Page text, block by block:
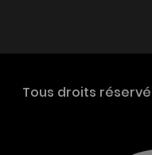
Tous droits